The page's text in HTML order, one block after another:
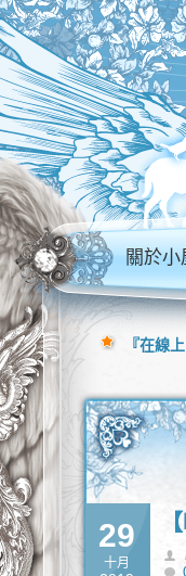
關於小
29
十月
『在線